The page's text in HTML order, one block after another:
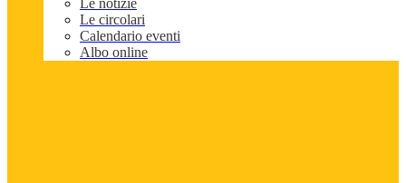
Le notizie
Le circolari
Calendario eventi
Albo online